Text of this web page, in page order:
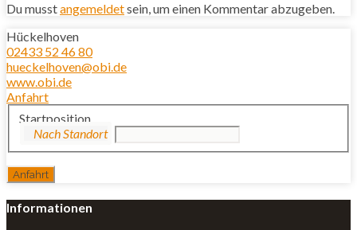
Du musstangemeldetsein, um einen Kommentar abzugeben.
Hückelhoven
02433 52 46 80
hueckelhoven@obi.de
www.obi.de
Anfahrt
Startposition
Informationen